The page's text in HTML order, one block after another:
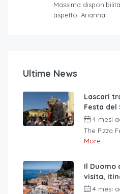
Massima
aspetto. Arianna
Ultime News
Lascari
Festa del
4 mesi
The Pizza
More
Il Duomo
visita,
4 mesi